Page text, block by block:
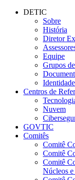
Conteúdo principal
DETIC
Sobre
História
Diretor
Equipe
Grupos
Centros de
Nuvem
GOVTIC
Comitês
Comitê
Comitê
Comitê
Núcleos e